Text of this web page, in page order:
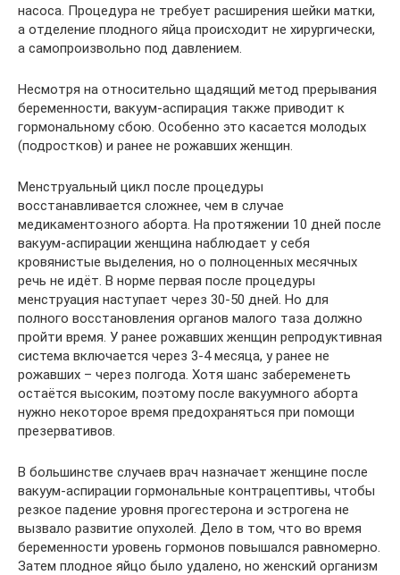
насоса. Процедура не требует расширения шейки матки,
а отделение плодного яйца происходит не хирургически,
а самопроизвольно под давлением.
Несмотря на относительно щадящий метод прерывания
беременности, вакуум-аспирация также приводит к
гормональному сбою. Особенно это касается молодых
(подростков) и ранее не рожавших женщин.
Менструальный цикл после процедуры
восстанавливается сложнее, чем в случае
медикаментозного аборта. На протяжении 10 дней после
вакуум-аспирации женщина наблюдает у себя
кровянистые выделения, но о полноценных месячных
речь не идёт. В норме первая после процедуры
менструация наступает через 30-50 дней. Но для
полного восстановления органов малого таза должно
пройти время. У ранее рожавших женщин репродуктивная
система включается через 3-4 месяца, у ранее не
рожавших – через полгода. Хотя шанс забеременеть
остаётся высоким, поэтому после вакуумного аборта
нужно некоторое время предохраняться при помощи
презервативов.
В большинстве случаев врач назначает женщине после
вакуум-аспирации гормональные контрацептивы, чтобы
резкое падение уровня прогестерона и эстрогена не
вызвало развитие опухолей. Дело в том, что во время
беременности уровень гормонов повышался равномерно.
Затем плодное яйцо было удалено, но женский организм